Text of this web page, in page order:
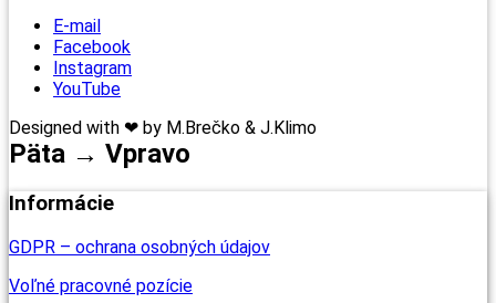
E-mail
Facebook
Instagram
YouTube
Designed with ❤ by M.Brečko & J.Klimo
Päta → Vpravo
Informácie
GDPR – ochrana osobných údajov
Voľné pracovné pozície